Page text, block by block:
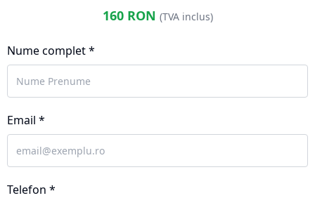
160RON (TVA inclus)
Nume complet *
Email *
Telefon *